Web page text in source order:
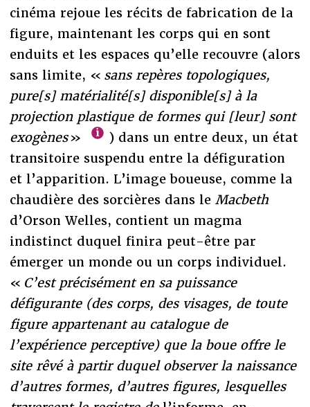
cinéma rejoue les récits de fabrication de la
figure, maintenant les corps qui en sont
enduits et les espaces qu’elle recouvre (alors
sans limite, « sans repères topologiques,
pure[s] matérialité[s] disponible[s] à la
projection plastique de formes qui [leur] sont
exogènes»
) dans un entre deux, un état
transitoire suspendu entre la défiguration
et l’apparition. L’image boueuse, comme la
chaudière des sorcières dans le Macbeth
d’Orson Welles, contient un magma
indistinct duquel finira peut-être par
émerger un monde ou un corps individuel.
« C’est précisément en sa puissance
défigurante (des corps, des visages, de toute
figure appartenant au catalogue de
l’expérience perceptive) que la boue offre le
site rêvé à partir duquel observer la naissance
d’autres formes, d’autres figures, lesquelles